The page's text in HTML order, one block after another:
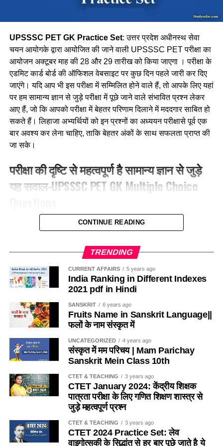
Q.7 किस राज्य के द्वारा एक पंचायत, एक खेल का मैदान योजना शुरू की
गयी है ?
Ans- केरल
Q.8 देश में एप्पल का पहला स्टोर कहाँ खोला गया है ?
Ans-मुंबई के जिओ वर्ल्ड में
सा ऑपरेशन चलाया ?
Ans-ऑपरेशन कावेरी
उत्तर प्रदेश
Q.11 किस राज्य के द्वारा ऑनलाइन जुआ निषेध और ऑनलाइन खेलों के
Ans-तमिलनाडु के द्वारा
Q.12 किन देशों के बीच स्लाइनेक्स-23 नाम से 10वां द्विपक्षीय समुद्री
अभ्यास आयोजित किया गया है ?
Ans-भारत और श्रीलंका के मध्य
Q.13 भारत द्वारा शुरू किये गये अंतर्राष्ट्रीय बिग कैट्स का एलायंस का
संस्थापक सदस्य बना है ?
Ans-नेपाल
Q.14 हाल ही में मध्य प्रदेश की किस पेंटिग को जीआई टैग मिला है ?
Ans-गोंड पेंटिग को
UPSSSC PET GK Practice Set: उत्तर प्रदेश अधीनस्थ सेवा
चयन आयोगके द्वारा आयोजित की जाने वाली UPSSSC PET परीक्षा का
आयोजन अक्टूबर माह की 28 और 29 तारीख को किया जाएगा । परीक्षा के
एडमिट कार्ड बोर्ड की ऑफिशल वेबसाइट पर कुछ दिन पहले जारी कर दिए
जाएंगे। यदि आप भी इस परीक्षा में सम्मिलित होने वाले हैं, तो आपके लिए यहां
पर हम सामान्य ज्ञान से जुड़े परीक्षा में पूछे जाने वाले संभावित प्रश्न लेकर
आए हैं, जो कि आपको परीक्षा में बेहतर परिणाम दिलाने में मददगार साबित हो
सकते हैं। लिहाजा अभ्यर्थियों को इन प्रश्नों का अध्ययन परीक्षासे पूर्व एक
बार अवश्य कर लेना चाहिए, ताकि बेहतर अंकों के साथ सफलता प्राप्त की
जा सके।
परीक्षा की दृष्टि से महत्वपूर्ण है सामान्य ज्ञान से जुड़े
यह सवाल-UPSSSC PET GK Multiple Choice
1. बाजार विनियम प्रणाली आरंभ की थी?
B. बलबन
C. अलाउद्दीन खिलजी द्वारा
D. इनमे से कोई नहीं
2. किसे भारत का तोता कहां जाता हैं?
A. कबीर
B. तुलसीदास
C. अमीर खुसरो
D. इनमे से कोई नहीं
CONTINUE READING
TRENDING
CURRENT AFFAIRS 5 years ago
India Ranking in Different Indexes
2021 pdf in Hindi
SANSKRIT 6 years ago
Fruits Name in Sanskrit Language||
फलों के नाम संस्कृत में
UNCATEGORIZED 4 years ago
संस्कृत में मम परिचय | Mam Parichay
Sanskrit Mein Class 10th
CTET & TEACHING 3 years ago
CTET January 2024: केंद्रीय शिक्षक
पात्रता परीक्षा के लिए गणित शिक्षण शास्त्र से
जुड़े महत्वपूर्ण प्रश्न
CTET & TEACHING 3 years ago
CTET 2024 Practice Set: लेव
वाइगोत्सकी के सिद्धांत से हर बार पूछे जाते है ये